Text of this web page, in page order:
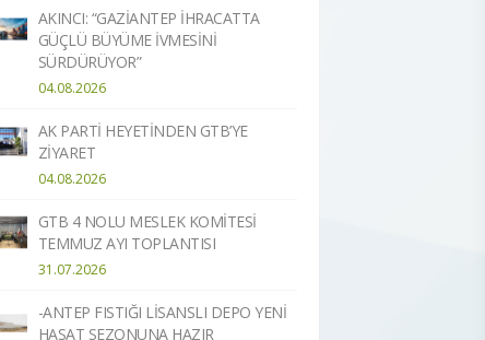
AKINCI: “GAZİANTEP İHRACATTA
GÜÇLÜ BÜYÜME İVMESİNİ
SÜRDÜRÜYOR”
04.08.2026
AK PARTİ HEYETİNDEN GTB’YE
ZİYARET
04.08.2026
GTB 4 NOLU MESLEK KOMİTESİ
TEMMUZ AYI TOPLANTISI
31.07.2026
-ANTEP FISTIĞI LİSANSLI DEPO YENİ
HASAT SEZONUNA HAZIR​